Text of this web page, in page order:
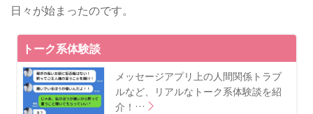
日々が始まったのです。
トーク系体験談
メッセージアプリ上の人間関係トラブ
ルなど、リアルなトーク系体験談を紹
介！…